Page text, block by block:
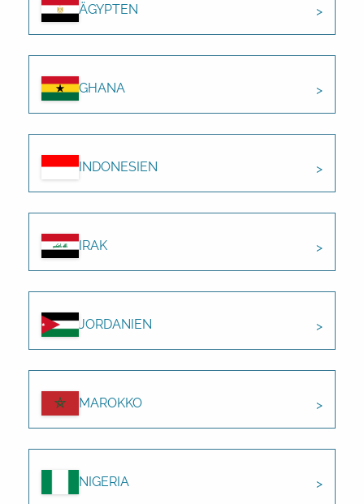
ÄGYPTEN
GHANA
INDONESIEN
IRAK
JORDANIEN
MAROKKO
NIGERIA